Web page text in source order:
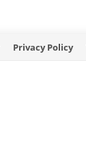
Privacy Policy